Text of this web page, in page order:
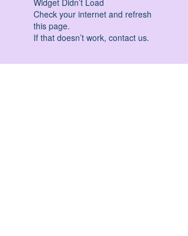
Check your internet and refresh
this page.
If that doesn’t work, contact us.